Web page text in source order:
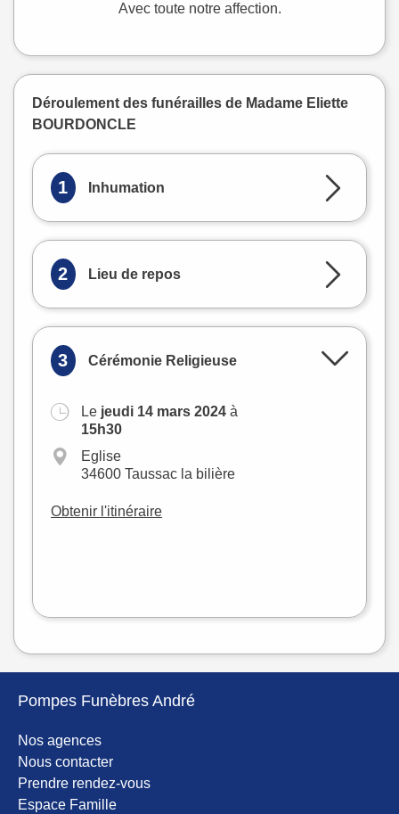
Avec toute notre affection.
Déroulement des funérailles de Madame Eliette
BOURDONCLE
1 Inhumation
2 Lieu de repos
3 Cérémonie Religieuse
Le jeudi 14 mars 2024 à
15h30
Eglise
34600 Taussac la bilière
Obtenir l'itinéraire
Pompes Funèbres André
Nos agences
Nous contacter
Prendre rendez-vous
Espace Famille